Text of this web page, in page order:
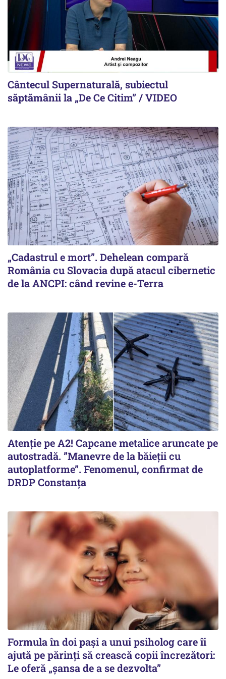
Cântecul Supernaturală, subiectul
săptămânii la „De Ce Citim” / VIDEO
„Cadastrul e mort”. Dehelean compară
România cu Slovacia după atacul cibernetic
de la ANCPI: când revine e-Terra
Atenție pe A2! Capcane metalice aruncate pe
autostradă. ”Manevre de la băieții cu
autoplatforme”. Fenomenul, confirmat de
DRDP Constanța
Formula în doi pași a unui psiholog care îi
ajută pe părinți să crească copii încrezători:
Le oferă „șansa de a se dezvolta”